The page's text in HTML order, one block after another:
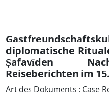
diplomatische
Ṣafavīden
Reiseberichten im
Art des Dokuments : Case